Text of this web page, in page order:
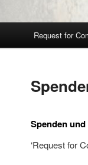
Request for
Spenden
‘Request for